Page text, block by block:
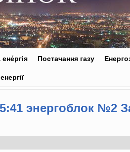
Постачання газу
энергоблок №2